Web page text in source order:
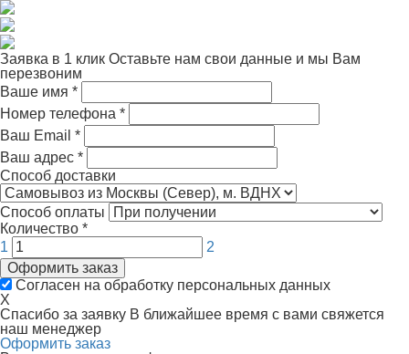
Заявка в 1 клик Оставьте нам свои данные и мы Вам
перезвоним
Ваше имя *
Номер телефона *
Ваш Email *
Ваш адрес *
Способ доставки
Способ оплаты
Количество *
1
2
Оформить заказ
Согласен на обработку персональных данных
X
Спасибо за заявку В ближайшее время с вами свяжется
наш менеджер
Оформить заказ